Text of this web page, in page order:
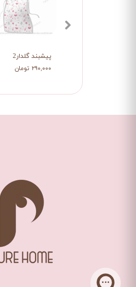
پیشبند گلدار2
۲۹۰,۰۰۰ تومان